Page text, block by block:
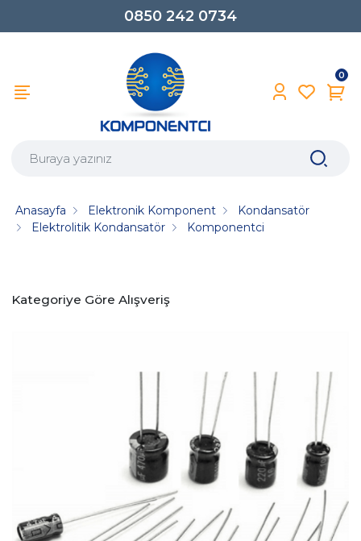
0850 242 0734
0
Anasayfa Elektronik Komponent
Kondansatör
Elektrolitik Kondansatör
Komponentci
Kategoriye Göre Alışveriş